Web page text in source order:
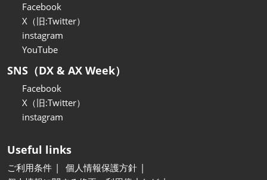
Facebook
X（旧:Twitter）
instagram
YouTube
SNS（DX & AX Week）
Facebook
X（旧:Twitter）
instagram
Useful links
ご利用条件
個人情報保護方針